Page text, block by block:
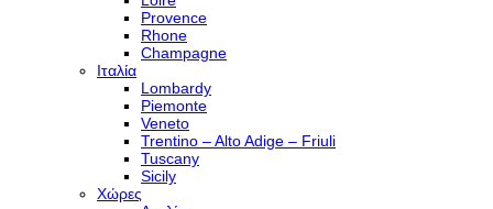
Provence
Rhone
Champagne
Ιταλία
Lombardy
Piemonte
Veneto
Trentino – Alto Adige – Friuli
Tuscany
Sicily
Χώρες